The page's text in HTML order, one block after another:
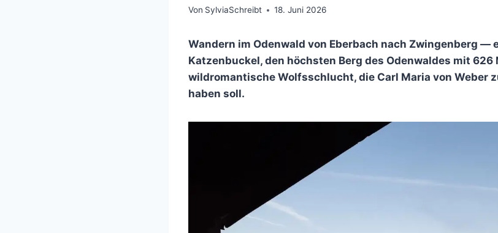
Von SylviaSchreibt 18. Juni 2026
Wandern im Odenwald von Eberbach nach Zwingenberg —
Katzenbuckel, den höchsten Berg des Odenwaldes mit
wildromantische Wolfsschlucht, die Carl Maria von Weber
haben soll.